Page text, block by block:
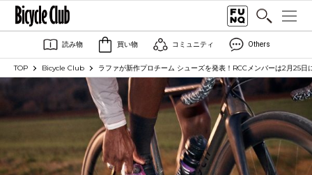
読み物 買い物 コミュニティ Others
TOP Bicycle Club ラファが新作プロチーム シューズを発表！RCCメンバーは2月25日